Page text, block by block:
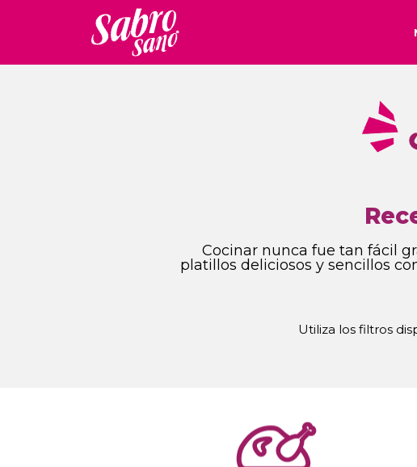
Cocinar nunca fue tan fácil
platillos deliciosos y sencillos
Utiliza los filtros